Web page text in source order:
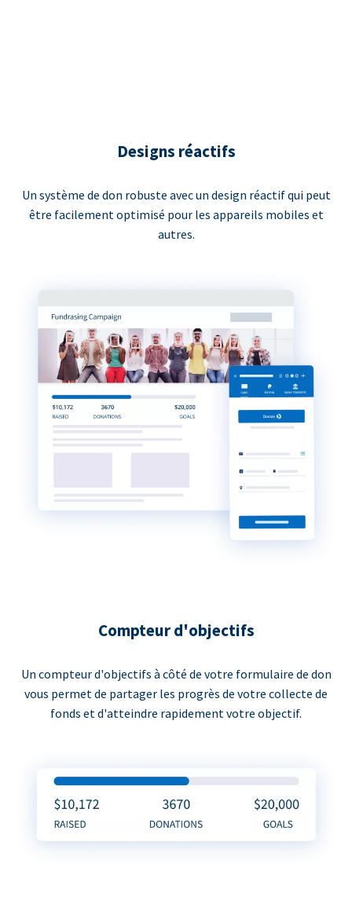
Designs réactifs
Un système de don robuste avec un design réactif qui peut
être facilement optimisé pour les appareils mobiles et
autres.
Compteur d'objectifs
Un compteur d'objectifs à côté de votre formulaire de don
vous permet de partager les progrès de votre collecte de
fonds et d'atteindre rapidement votre objectif.